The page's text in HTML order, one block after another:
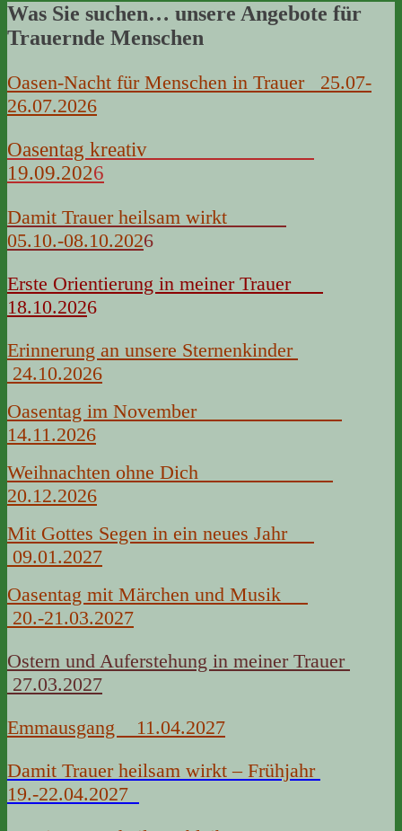
Was Sie suchen… unsere Angebote für
Trauernde Menschen
Oasen-Nacht für Menschen in Trauer 25.07-
26.07.2026
Oasentag kreativ
19.09.2026
Damit Trauer heilsam wirkt
05.10.-08.10.2026
Erste Orientierung in meiner Trauer
18.10.2026
Erinnerung an unsere Sternenkinder
24.10.2026
Oasentag im November
14.11.2026
Weihnachten ohne Dich
20.12.2026
Mit Gottes Segen in ein neues Jahr
09.01.2027
Oasentag mit Märchen und Musik
20.-21.03.2027
Ostern und Auferstehung in meiner Trauer
27.03.2027
Emmausgang 11.04.2027
Damit Trauer heilsam wirkt – Frühjahr
19.-22.04.2027